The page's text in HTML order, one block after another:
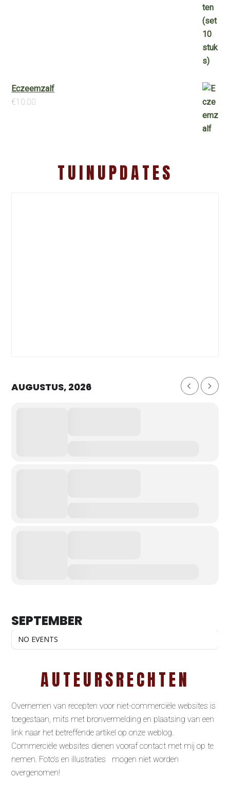
Eczeemzalf
€10.00
TUINUPDATES
AUGUSTUS, 2026
SEPTEMBER
NO EVENTS
AUTEURSRECHTEN
Overnemen van recepten voor niet-commerciële websites is
toegestaan, mits met bronvermelding en plaatsing van een
link naar het betreffende artikel op onze weblog.
Commerciële websites dienen vooraf contact met mij op te
nemen. Foto’s en illustraties mogen niet worden
overgenomen!